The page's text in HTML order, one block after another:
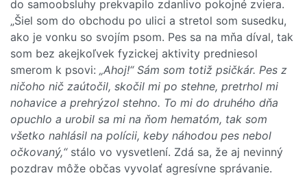
do samoobsluhy prekvapilo zdanlivo pokojné zviera.
„Šiel som do obchodu po ulici a stretol som susedku,
ako je vonku so svojím psom. Pes sa na mňa díval, tak
som bez akejkoľvek fyzickej aktivity predniesol
smerom k psovi: „Ahoj!“ Sám som totiž psičkár. Pes z
ničoho nič zaútočil, skočil mi po stehne, pretrhol mi
nohavice a prehrýzol stehno. To mi do druhého dňa
opuchlo a urobil sa mi na ňom hematóm, tak som
všetko nahlásil na polícii, keby náhodou pes nebol
očkovaný,“stálo vo vysvetlení. Zdá sa, že aj nevinný
pozdrav môže občas vyvolať agresívne správanie.